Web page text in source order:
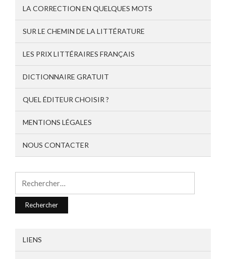
LA CORRECTION EN QUELQUES MOTS
SUR LE CHEMIN DE LA LITTÉRATURE
LES PRIX LITTÉRAIRES FRANÇAIS
DICTIONNAIRE GRATUIT
QUEL ÉDITEUR CHOISIR ?
MENTIONS LÉGALES
NOUS CONTACTER
LIENS